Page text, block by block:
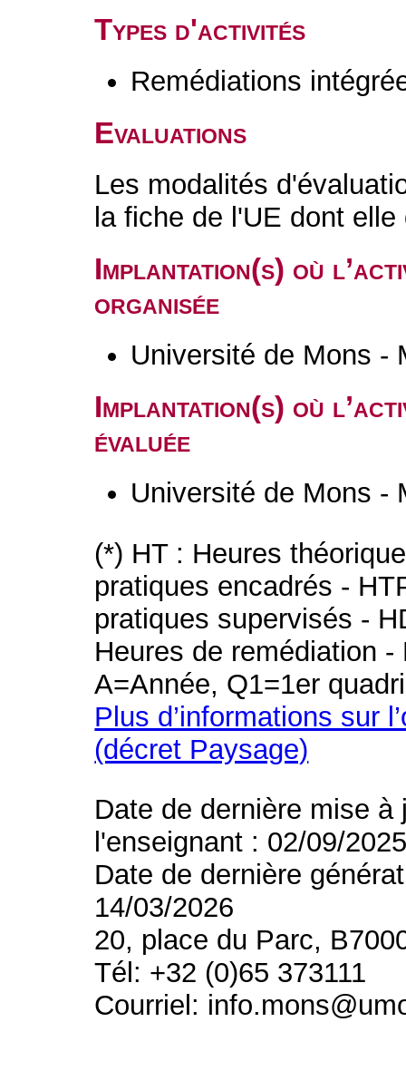
Types d'activités
Remédiations
Evaluations
Les modalités
la fiche de l'UE dont elle
Implantation(s) où
organisée
Université de Mons -
Implantation(s) où
évaluée
Université de Mons -
(*) HT : Heures
pratiques encadrés -
pratiques supervisés -
Heures de remédiation
A=Année, Q1=1er
Plus d’informations sur
(décret Paysage)
Date de dernière mise
l'enseignant : 02/09/
Date de dernière
14/03/2026
20, place du Parc,
Tél: +32 (0)65 373111
Courriel: